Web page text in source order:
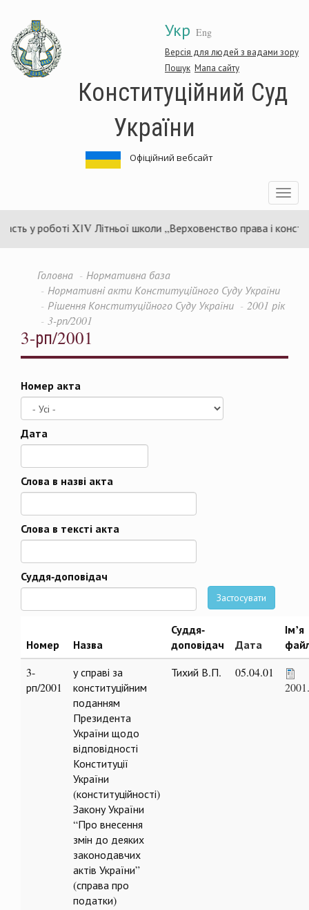
основного
матеріалу
Укр Eng
Версія для людей з вадами зору
Пошук Мапа сайту
Конституційний Суд
України
Офіційний вебсайт
Toggle
у роботі XІV Літньої школи „Верховенство права і
Головна
Нормативна база
Нормативні акти Конституційного Суду України
Рішення Конституційного Суду України
2001 рік
3-рп/2001
3-рп/2001
Номер акта
Дата
Дата
Слова в назві акта
Слова в тексті акта
Суддя-доповідач
Застосувати
Номер Назва
Суддя-
доповідач
Дата
Ім’я
3-
рп/2001
у справі за
конституційним
поданням
Президента
України щодо
відповідності
Конституції
України
(конституційності)
Закону України
“Про внесення
змін до деяких
законодавчих
актів України”
(справа про
податки)
Тихий В.П.
05.04.01